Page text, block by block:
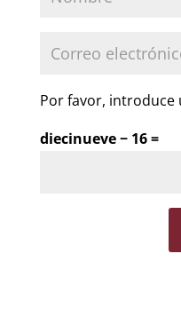
Por favor, introduce
diecinueve − 16 =